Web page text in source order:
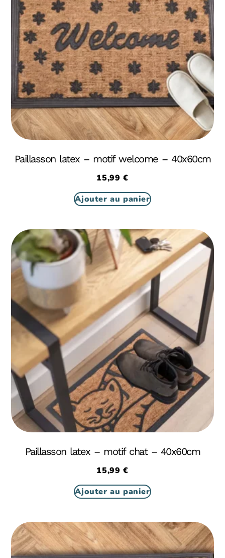
Paillasson latex – motif welcome – 40x60cm
15,99 €
Ajouter au panier
Paillasson latex – motif chat – 40x60cm
15,99 €
Ajouter au panier